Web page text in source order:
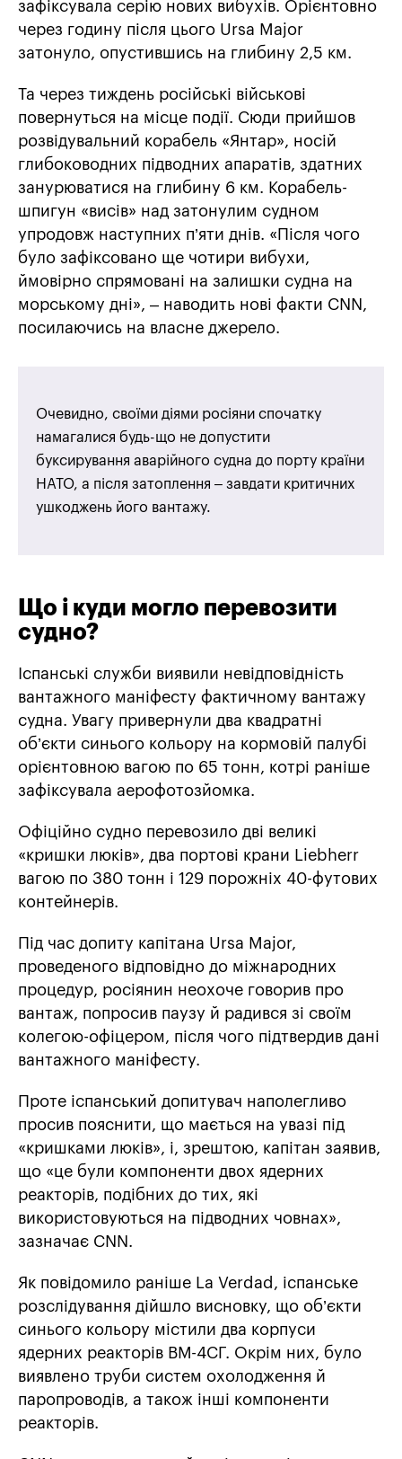
зафіксувала серію нових вибухів. Орієнтовно
через годину після цього Ursa Major
затонуло, опустившись на глибину 2,5 км.
Та через тиждень російські військові
повернуться на місце події. Сюди прийшов
розвідувальний корабель «Янтар», носій
глибоководних підводних апаратів, здатних
занурюватися на глибину 6 км. Корабель-
шпигун «висів» над затонулим судном
упродовж наступних п’яти днів. «Після чого
було зафіксовано ще чотири вибухи,
ймовірно спрямовані на залишки судна на
морському дні», – наводить нові факти CNN,
посилаючись на власне джерело.
Очевидно, своїми діями росіяни спочатку
намагалися будь-що не допустити
буксирування аварійного судна до порту країни
НАТО, а після затоплення – завдати критичних
ушкоджень його вантажу.
Що і куди могло перевозити
судно?
Іспанські служби виявили невідповідність
вантажного маніфесту фактичному вантажу
судна. Увагу привернули два квадратні
об’єкти синього кольору на кормовій палубі
орієнтовною вагою по 65 тонн, котрі раніше
зафіксувала аерофотозйомка.
Офіційно судно перевозило дві великі
«кришки люків», два портові крани Liebherr
вагою по 380 тонн і 129 порожніх 40-футових
контейнерів.
Під час допиту капітана Ursa Major,
проведеного відповідно до міжнародних
процедур, росіянин неохоче говорив про
вантаж, попросив паузу й радився зі своїм
колегою-офіцером, після чого підтвердив дані
вантажного маніфесту.
Проте іспанський допитувач наполегливо
просив пояснити, що мається на увазі під
«кришками люків», і, зрештою, капітан заявив,
що «це були компоненти двох ядерних
реакторів, подібних до тих, які
використовуються на підводних човнах»,
зазначає CNN.
Як повідомило раніше La Verdad, іспанське
розслідування дійшло висновку, що об’єкти
синього кольору містили два корпуси
ядерних реакторів ВМ-4СГ. Окрім них, було
виявлено труби систем охолодження й
паропроводів, а також інші компоненти
реакторів.